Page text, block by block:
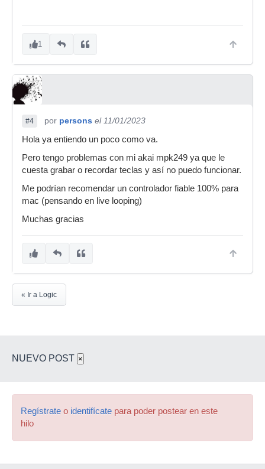
1
#4 por persons el 11/01/2023
Hola ya entiendo un poco como va.
Pero tengo problemas con mi akai mpk249 ya que le
cuesta grabar o recordar teclas y así no puedo funcionar.
Me podrían recomendar un controlador fiable 100% para
mac (pensando en live looping)
Muchas gracias
« Ir a Logic
NUEVO POST ×
Regístrate o identifícate para poder postear en este
hilo